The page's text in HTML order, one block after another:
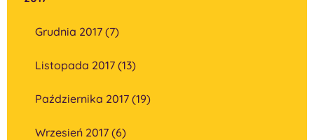
Grudnia 2017 (7)
Listopada 2017 (13)
Października 2017 (19)
Wrzesień 2017 (6)